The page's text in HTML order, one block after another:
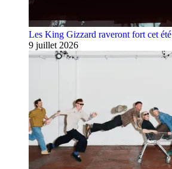
Les King Gizzard raveront fort cet été
9 juillet 2026